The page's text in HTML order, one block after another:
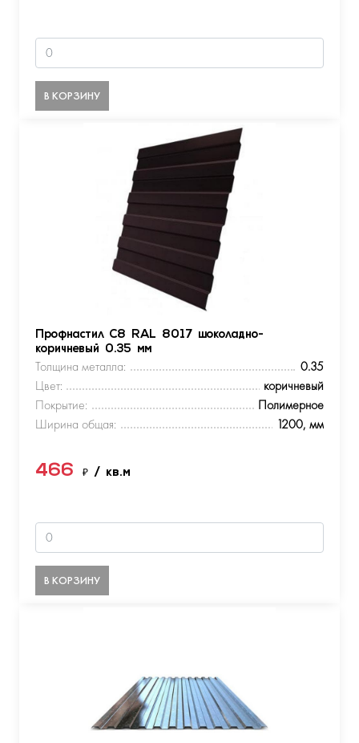
В КОРЗИНУ
Профнастил С8 RAL 8017 шоколадно-
коричневый 0.35 мм
Толщина металла:
0.35
Цвет:
коричневый
Покрытие:
Полимерное
Ширина общая:
1200, мм
466 ₽ / кв.м
В КОРЗИНУ